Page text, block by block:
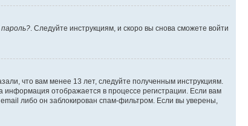
. Следуйте инструкциям, и скоро вы снова сможете войти
что вам менее 13 лет, следуйте полученным инструкциям.
отображается в процессе регистрации. Если вам
либо он заблокирован спам-фильтром. Если вы уверены,